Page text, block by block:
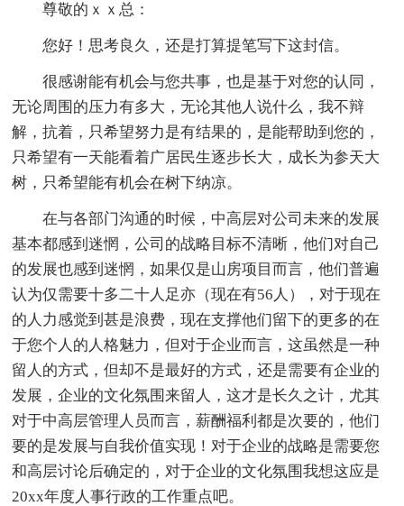
尊敬的ｘｘ总：
您好！思考良久，还是打算提笔写下这封信。
很感谢能有机会与您共事，也是基于对您的认同，
无论周围的压力有多大，无论其他人说什么，我不辩
解，抗着，只希望努力是有结果的，是能帮助到您的，
只希望有一天能看着广居民生逐步长大，成长为参天大
树，只希望能有机会在树下纳凉。
在与各部门沟通的时候，中高层对公司未来的发展
基本都感到迷惘，公司的战略目标不清晰，他们对自己
的发展也感到迷惘，如果仅是山房项目而言，他们普遍
认为仅需要十多二十人足亦（现在有56人），对于现在
的人力感觉到甚是浪费，现在支撑他们留下的更多的在
于您个人的人格魅力，但对于企业而言，这虽然是一种
留人的方式，但却不是最好的方式，还是需要有企业的
发展，企业的文化氛围来留人，这才是长久之计，尤其
对于中高层管理人员而言，薪酬福利都是次要的，他们
要的是发展与自我价值实现！对于企业的战略是需要您
和高层讨论后确定的，对于企业的文化氛围我想这应是
20xx年度人事行政的工作重点吧。